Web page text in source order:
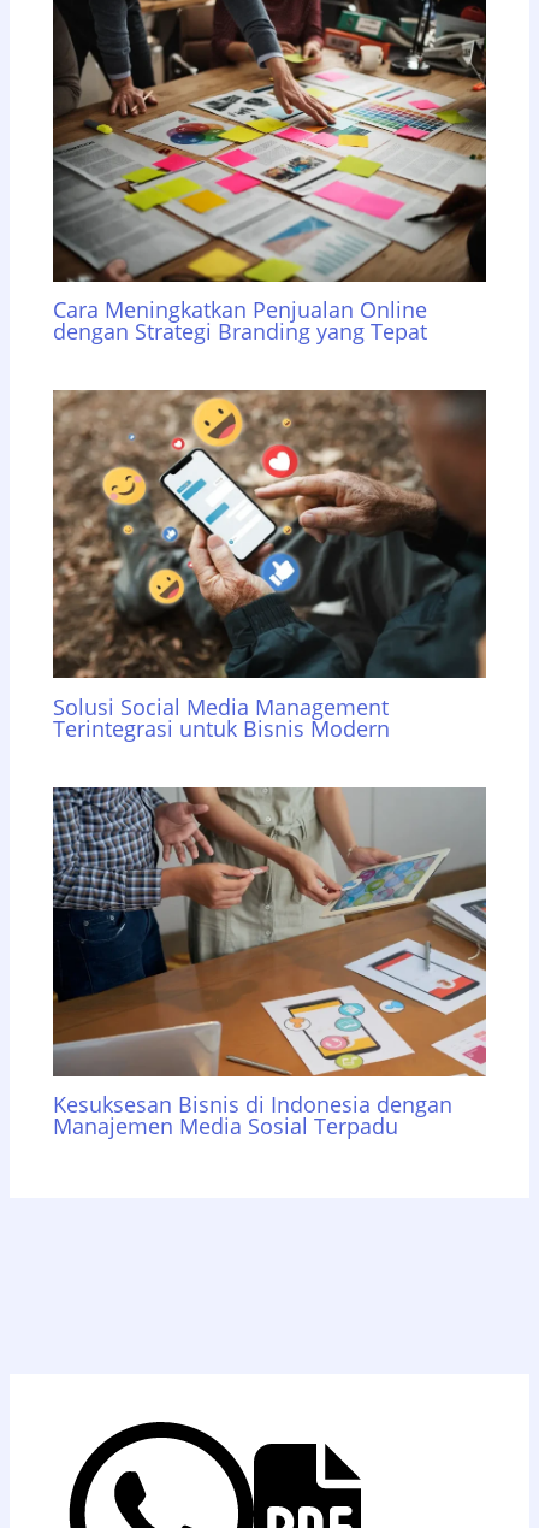
Cara Meningkatkan Penjualan Online
dengan Strategi Branding yang Tepat
Solusi Social Media Management
Terintegrasi untuk Bisnis Modern
Kesuksesan Bisnis di Indonesia dengan
Manajemen Media Sosial Terpadu